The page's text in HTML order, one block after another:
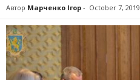
Автор Марченко Ігор - October 7, 2019